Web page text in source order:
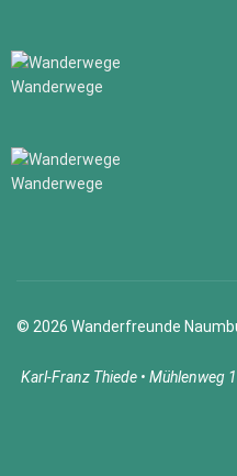
Wanderwege
Wanderwege
© 2026 Wanderfreunde
Karl-Franz Thiede • Mühlenweg